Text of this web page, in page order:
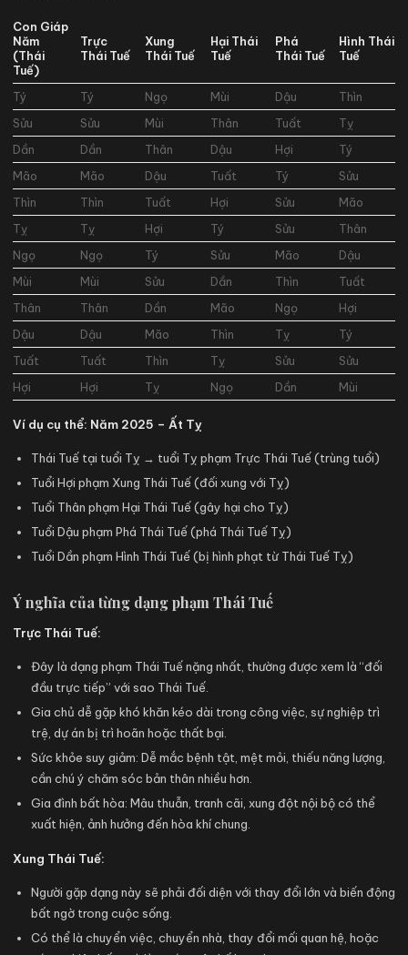
Con Giáp
Năm
(Thái
Tuế)
Trực
Thái Tuế
Xung
Thái Tuế
Hại Thái
Tuế
Phá
Thái Tuế
Hình Thái
Tuế
Tý Tý Ngọ Mùi Dậu
Thìn
Sửu
Sửu Mùi Thân Tuất
Tỵ
Dần
Dần Thân Dậu Hợi
Tý
Mão
Mão Dậu Tuất Tý
Sửu
Thìn
Thìn Tuất Hợi Sửu
Mão
Tỵ
Tỵ Hợi Tý Sửu
Thân
Ngọ
Ngọ Tý Sửu Mão
Dậu
Mùi
Mùi Sửu Dần Thìn
Tuất
Thân
Thân Dần Mão Ngọ
Hợi
Dậu
Dậu Mão Thìn Tỵ
Tý
Tuất
Tuất Thìn Tỵ Sửu
Sửu
Hợi
Hợi Tỵ Ngọ Dần Mùi
Ví dụ cụ thể: Năm 2025 – Ất Tỵ
Thái Tuế tại tuổi Tỵ → tuổi Tỵ phạm Trực Thái Tuế (trùng tuổi)
Tuổi Hợi phạm Xung Thái Tuế (đối xung với Tỵ)
Tuổi Thân phạm Hại Thái Tuế (gây hại cho Tỵ)
Tuổi Dậu phạm Phá Thái Tuế (phá Thái Tuế Tỵ)
Tuổi Dần phạm Hình Thái Tuế (bị hình phạt từ Thái Tuế Tỵ)
Ý nghĩa của từng dạng phạm Thái Tuế
Trực Thái Tuế:
Đây là dạng phạm Thái Tuế nặng nhất, thường được xem là “đối
đầu trực tiếp” với sao Thái Tuế.
Gia chủ dễ gặp khó khăn kéo dài trong công việc, sự nghiệp trì
trệ, dự án bị trì hoãn hoặc thất bại.
Sức khỏe suy giảm: Dễ mắc bệnh tật, mệt mỏi, thiếu năng lượng,
cần chú ý chăm sóc bản thân nhiều hơn.
Gia đình bất hòa: Mâu thuẫn, tranh cãi, xung đột nội bộ có thể
xuất hiện, ảnh hưởng đến hòa khí chung.
Xung Thái Tuế:
Người gặp dạng này sẽ phải đối diện với thay đổi lớn và biến động
bất ngờ trong cuộc sống.
Có thể là chuyển việc, chuyển nhà, thay đổi mối quan hệ, hoặc